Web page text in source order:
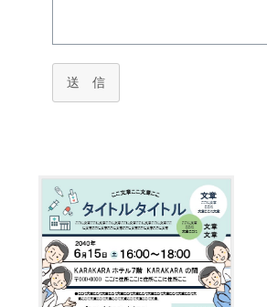
送 信